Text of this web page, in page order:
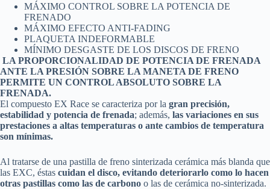
MÁXIMO CONTROL SOBRE LA POTENCIA DE
FRENADO
MÁXIMO EFECTO ANTI-FADING
PLAQUETA INDEFORMABLE
MÍNIMO DESGASTE DE LOS DISCOS DE FRENO
LA PROPORCIONALIDAD DE POTENCIA DE FRENADA
ANTE LA PRESIÓN SOBRE LA MANETA DE FRENO
PERMITE UN CONTROL ABSOLUTO SOBRE LA
FRENADA.
El compuesto EX Race se caracteriza por la gran precisión,
estabilidad y potencia de frenada; además, las variaciones en sus
prestaciones a altas temperaturas o ante cambios de temperatura
son mínimas.
Al tratarse de una pastilla de freno sinterizada cerámica más blanda que
las EXC, éstas cuidan el disco, evitando deteriorarlo como lo hacen
otras pastillas como las de carbono o las de cerámica no-sinterizada.